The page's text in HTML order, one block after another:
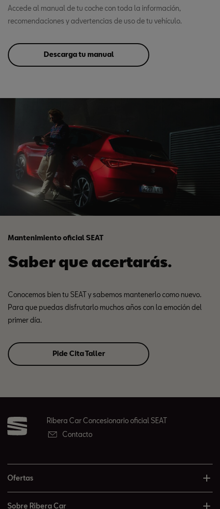
Accede al manual de tu coche con toda la información,
recomendaciones y advertencias de uso de tu vehículo.
Descarga tu manual
Mantenimiento oficial SEAT
Saber que acertarás.
Conocemos bien tu SEAT y sabemos mantenerlo como nuevo.
Para que puedas disfrutarlo muchos años con la emoción del
primer día.
Pide Cita Taller
Ribera Car Concesionario oficial SEAT
Contacto
Ofertas
Sobre Ribera Car